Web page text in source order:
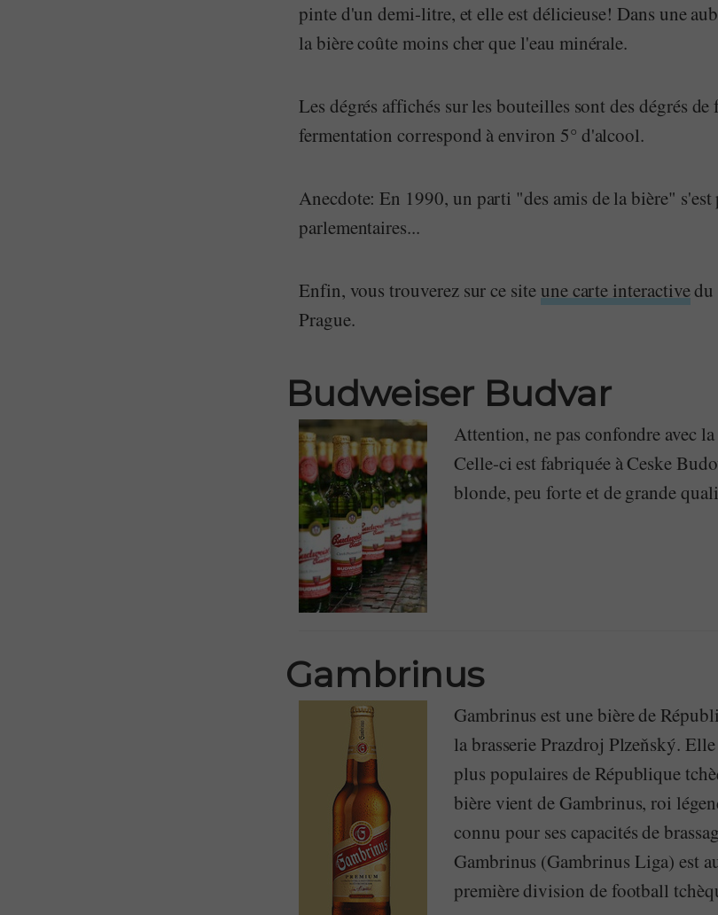
pinte d'un demi-litre, et elle est délicieuse! Dans une
la bière coûte moins cher que l'eau minérale.
Les dégrés affichés sur les bouteilles sont des dégrés
fermentation correspond à environ 5° d'alcool.
Anecdote: En 1990, un parti "des amis de la bière" s'est
parlementaires...
Enfin, vous trouverez sur ce siteune carte interactivedu
Prague.
Budweiser Budvar
Attention, ne pas confondre avec
Celle-ci est fabriquée à Ceske
blonde, peu forte et de grande
Gambrinus
Gambrinus est une bière de
la brasserie Prazdroj Plzeňský.
plus populaires de République
bière vient de Gambrinus, roi
connu pour ses capacités de
Gambrinus (Gambrinus Liga) est
première division de football